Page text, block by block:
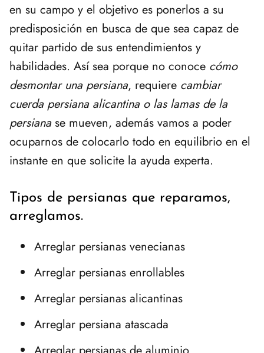
en su campo y el objetivo es ponerlos a su
predisposición en busca de que sea capaz de
quitar partido de sus entendimientos y
habilidades. Así sea porque no conoce cómo
desmontar una persiana, requiere cambiar
cuerda persiana alicantina o las lamas de la
persianase mueven, además vamos a poder
ocuparnos de colocarlo todo en equilibrio en el
instante en que solicite la ayuda experta.
Tipos de persianas que reparamos,
arreglamos.
Arreglar persianas venecianas
Arreglar persianas enrollables
Arreglar persianas alicantinas
Arreglar persiana atascada